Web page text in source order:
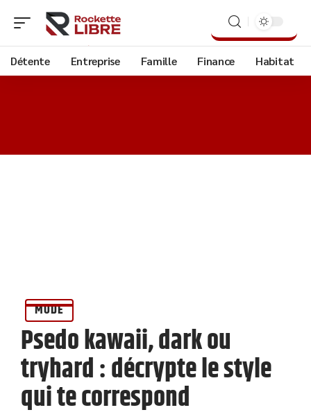
Détente Entreprise Famille Finance Habitat
MODE
Psedo kawaii, dark ou
tryhard : décrypte le style
qui te correspond